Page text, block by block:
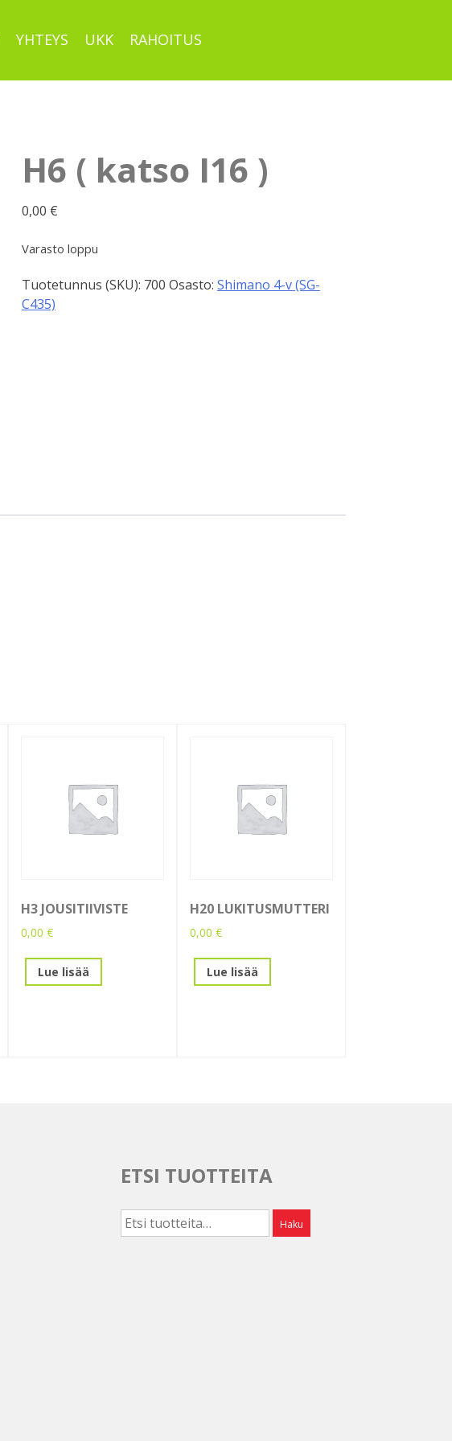
YHTEYS UKK RAHOITUS
H6 ( katso I16 )
0,00 €
Varasto loppu
Tuotetunnus (SKU): 700 Osasto: Shimano 4-v (SG-
C435)
H3 JOUSITIIVISTE
0,00 €
Lue lisää
H20 LUKITUSMUTTERI
0,00 €
Lue lisää
ETSI TUOTTEITA
Etsi: Haku